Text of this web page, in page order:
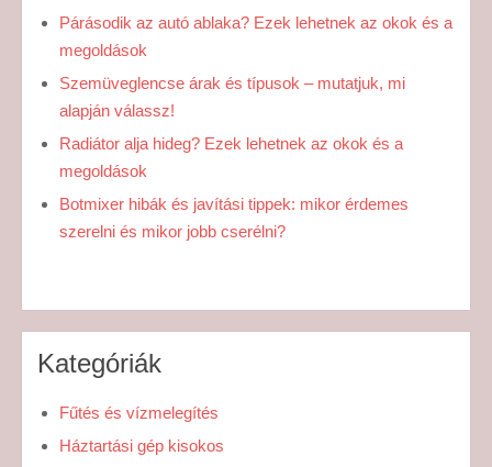
Párásodik az autó ablaka? Ezek lehetnek az okok és a
megoldások
Szemüveglencse árak és típusok – mutatjuk, mi
alapján válassz!
Radiátor alja hideg? Ezek lehetnek az okok és a
megoldások
Botmixer hibák és javítási tippek: mikor érdemes
szerelni és mikor jobb cserélni?
Kategóriák
Fűtés és vízmelegítés
Háztartási gép kisokos